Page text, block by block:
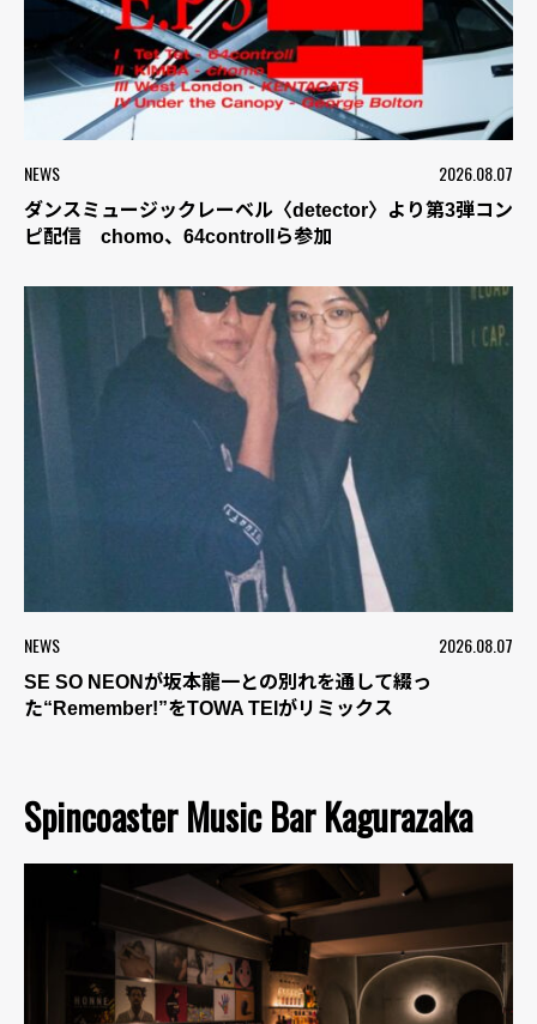
NEWS 2026.08.07
ダンスミュージックレーベル〈detector〉より第3弾コン
ピ配信 chomo、64controllら参加
NEWS 2026.08.07
SE SO NEONが坂本龍一との別れを通して綴っ
た“Remember!”をTOWA TEIがリミックス
Spincoaster Music Bar Kagurazaka